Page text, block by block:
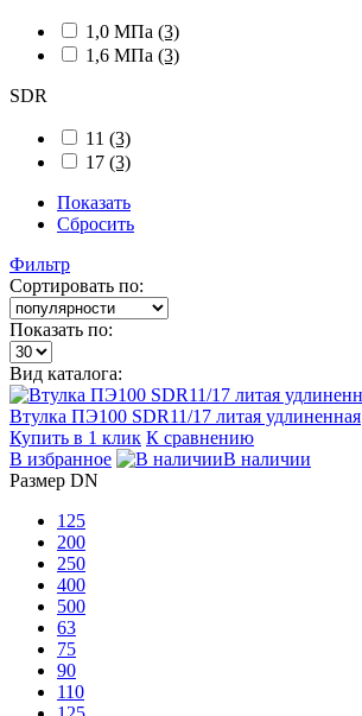
1,0 МПа (3)
1,6 МПа (3)
SDR
11 (3)
17 (3)
Показать
Сбросить
Фильтр
Сортировать по:
Показать по:
Вид каталога:
Втулка ПЭ100 SDR11/17 литая удлиненная
Купить в 1 клик К сравнению
В избранное
В наличии
Размер DN
125
200
250
400
500
63
75
90
110